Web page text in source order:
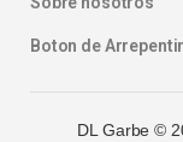
Boton de
DL Garbe ©